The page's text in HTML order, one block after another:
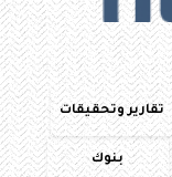
تقارير وتحقيقات
بنوك